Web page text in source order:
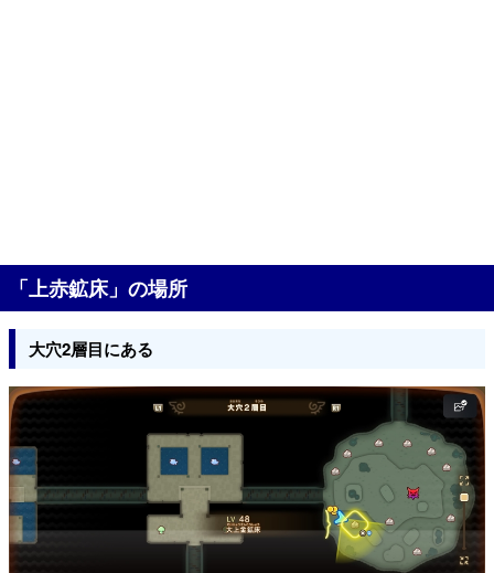
「上赤鉱床」の場所
大穴2層目にある